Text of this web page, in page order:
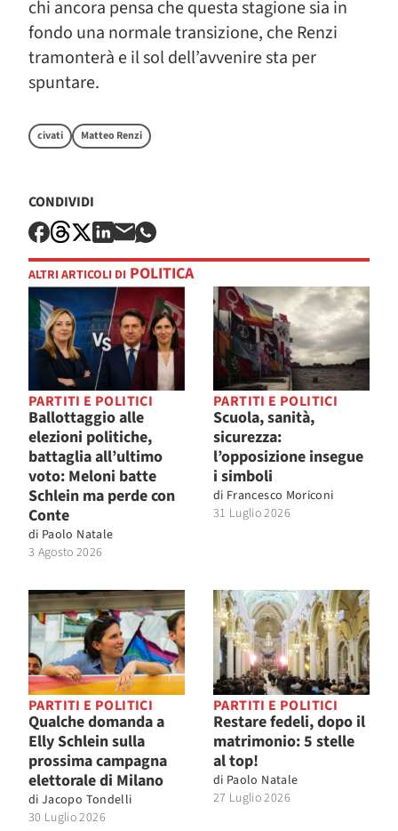
chi ancora pensa che questa stagione sia in
fondo una normale transizione, che Renzi
tramonterà e il sol dell’avvenire sta per
spuntare.
civati Matteo Renzi
CONDIVIDI
ALTRI ARTICOLI DI POLITICA
PARTITI E POLITICI
Ballottaggio alle
elezioni politiche,
battaglia all’ultimo
voto: Meloni batte
Schlein ma perde con
Conte
di Paolo Natale
3 Agosto 2026
PARTITI E POLITICI
Scuola, sanità,
sicurezza:
l’opposizione insegue
i simboli
di Francesco Moriconi
31 Luglio 2026
PARTITI E POLITICI
Qualche domanda a
Elly Schlein sulla
prossima campagna
elettorale di Milano
di Jacopo Tondelli
30 Luglio 2026
PARTITI E POLITICI
Restare fedeli, dopo il
matrimonio: 5 stelle
al top!
di Paolo Natale
27 Luglio 2026